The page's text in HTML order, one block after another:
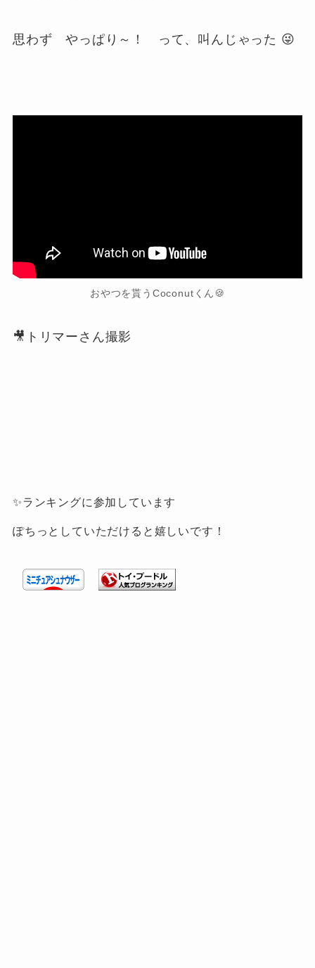
思わずやっぱり～！ って、叫んじゃった 😜
おやつを貰うCoconutくん🍪
🎥トリマーさん撮影
✨ランキングに参加しています
ぽちっとしていただけると嬉しいです！